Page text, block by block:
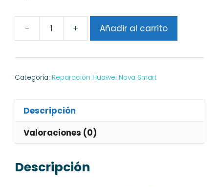
-
Reparar
Huawei
Nova
+ Añadir al carrito
Categoría: Reparación Huawei Nova Smart
Descripción
Valoraciones (0)
Descripción